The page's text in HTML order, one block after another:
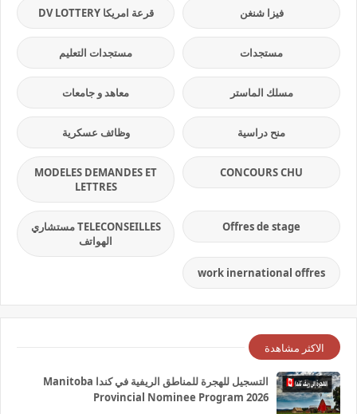
فيزا شنغن قرعة امريكا DV LOTTERY
مستجدات مستجدات التعليم
مسلك الماستر معاهد و جامعات
منح دراسية وظائف عسكرية
CONCOURS CHU
MODELES DEMANDES ET
LETTRES
Offres de stage
TELECONSEILLES مستشاري
الهواتف
work inernational offres
الاكثر مشاهدة
التسجيل للهجرة للمناطق الريفية في كندا Manitoba
Provincial Nominee Program 2026